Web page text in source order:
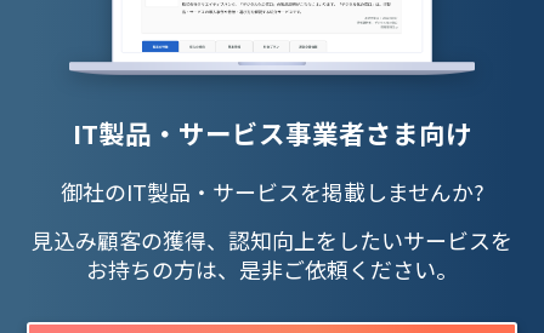
IT製品・サービス事業者さま向け
御社のIT製品・サービスを掲載しませんか?
見込み顧客の獲得、認知向上をしたいサービスを
お持ちの方は、是非ご依頼ください。